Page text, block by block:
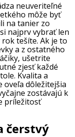
neuveriteľné
môže byť
na tanier zo
najprv vybrať len
tešíte. Ak je to
a z ostatného
ušetrite
zjesť každé
Kvalita a
oveľa dôležitejšia
zostávajú k
príležitosť
čerstvý